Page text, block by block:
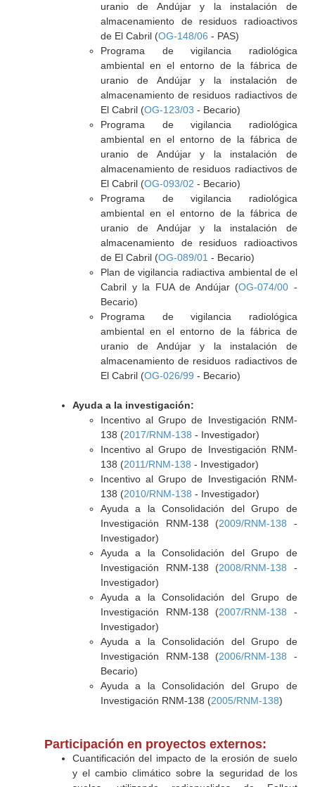
uranio de Andújar y la instalación de
almacenamiento de residuos radioactivos
de El Cabril (OG-148/06 - PAS)
Programa de vigilancia radiológica
ambiental en el entorno de la fábrica de
uranio de Andújar y la instalación de
almacenamiento de residuos radiactivos de
El Cabril (OG-123/03 - Becario)
Programa de vigilancia radiológica
ambiental en el entorno de la fábrica de
uranio de Andújar y la instalación de
almacenamiento de residuos radiactivos de
El Cabril (OG-093/02 - Becario)
Programa de vigilancia radiológica
ambiental en el entorno de la fábrica de
uranio de Andújar y la instalación de
almacenamiento de residuos radioactivos
de El Cabril (OG-089/01 - Becario)
Plan de vigilancia radiactiva ambiental de el
Cabril y la FUA de Andújar (OG-074/00 -
Becario)
Programa de vigilancia radiológica
ambiental en el entorno de la fábrica de
uranio de Andújar y la instalación de
almacenamiento de residuos radiactivos de
El Cabril (OG-026/99 - Becario)
Ayuda a la investigación:
Incentivo al Grupo de Investigación RNM-
138 (2017/RNM-138 - Investigador)
Incentivo al Grupo de Investigación RNM-
138 (2011/RNM-138 - Investigador)
Incentivo al Grupo de Investigación RNM-
138 (2010/RNM-138 - Investigador)
Ayuda a la Consolidación del Grupo de
Investigación RNM-138 (2009/RNM-138 -
Investigador)
Ayuda a la Consolidación del Grupo de
Investigación RNM-138 (2008/RNM-138 -
Investigador)
Ayuda a la Consolidación del Grupo de
Investigación RNM-138 (2007/RNM-138 -
Investigador)
Ayuda a la Consolidación del Grupo de
Investigación RNM-138 (2006/RNM-138 -
Becario)
Ayuda a la Consolidación del Grupo de
Investigación RNM-138 (2005/RNM-138)
Participación en proyectos externos:
Cuantificación del impacto de la erosión de suelo
y el cambio climático sobre la seguridad de los